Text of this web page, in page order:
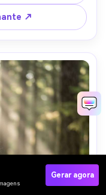
através das
da cintura para
da pele realista,
AR 4:5
↗
Gerar agora